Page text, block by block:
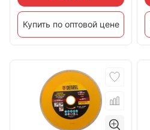
Купить по оптовой цене